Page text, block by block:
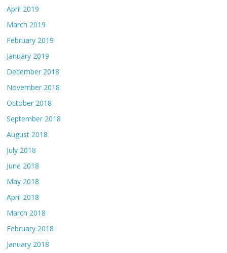
April 2019
March 2019
February 2019
January 2019
December 2018
November 2018
October 2018
September 2018
August 2018
July 2018
June 2018
May 2018
April 2018
March 2018
February 2018
January 2018